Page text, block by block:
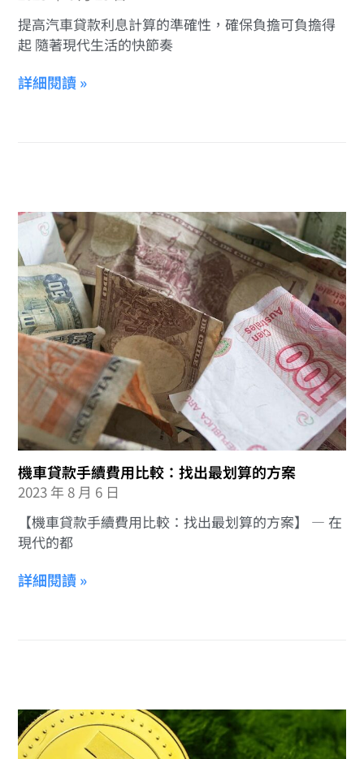
提高汽車貸款利息計算的準確性，確保負擔可負擔得
起 隨著現代生活的快節奏
詳細閱讀 »
機車貸款手續費用比較：找出最划算的方案
2023 年 8 月 6 日
【機車貸款手續費用比較：找出最划算的方案】 — 在
現代的都
詳細閱讀 »